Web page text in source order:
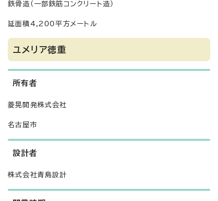
鉄骨造（一部鉄筋コンクリート造）
延面積4,200平方メートル
ユメリア徳重
所有者
菱晃開発株式会社
名古屋市
設計者
株式会社青島設計